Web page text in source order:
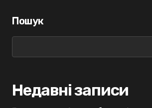
Пошук
Недавні записи